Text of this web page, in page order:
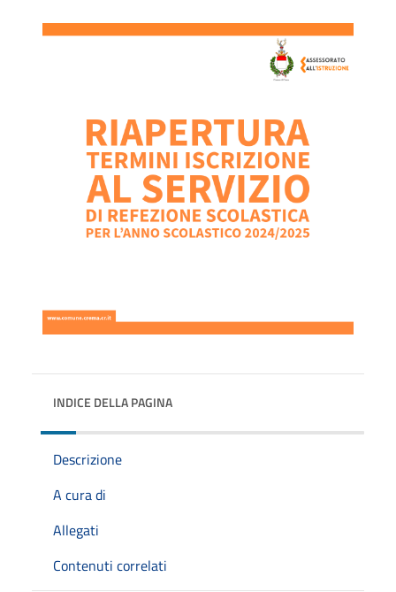
INDICE DELLA PAGINA
Descrizione
A cura di
Allegati
Contenuti correlati